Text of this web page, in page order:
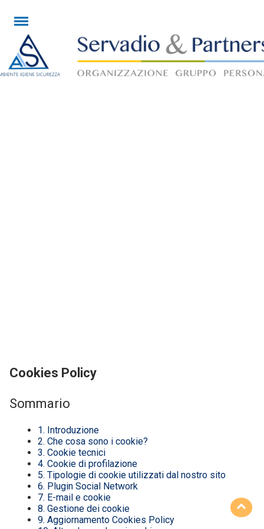
Cookies Policy
Sommario
1. Introduzione
2. Che cosa sono i cookie?
3. Cookie tecnici
4. Cookie di profilazione
5. Tipologie di cookie utilizzati dal nostro sito
6. Plugin Social Network
7. E-mail e cookie
8. Gestione dei cookie
9. Aggiornamento Cookies Policy